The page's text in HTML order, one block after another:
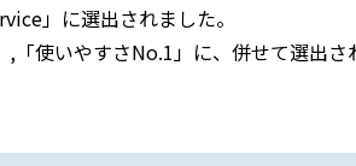
」に選出されました。
使いやすさNo.1」に、併せて選出さ